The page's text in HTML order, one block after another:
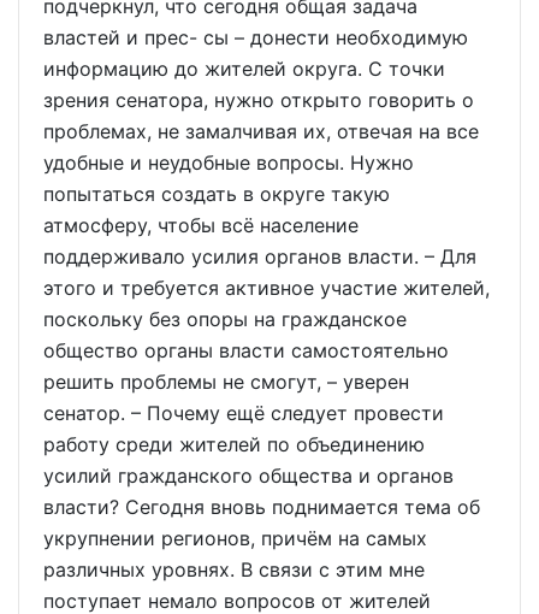
подчеркнул, что сегодня общая задача
властей и прес- сы – донести необходимую
информацию до жителей округа. С точки
зрения сенатора, нужно открыто говорить о
проблемах, не замалчивая их, отвечая на все
удобные и неудобные вопросы. Нужно
попытаться создать в округе такую
атмосферу, чтобы всё население
поддерживало усилия органов власти. – Для
этого и требуется активное участие жителей,
поскольку без опоры на гражданское
общество органы власти самостоятельно
решить проблемы не смогут, – уверен
сенатор. – Почему ещё следует провести
работу среди жителей по объединению
усилий гражданского общества и органов
власти? Сегодня вновь поднимается тема об
укрупнении регионов, причём на самых
различных уровнях. В связи с этим мне
поступает немало вопросов от жителей